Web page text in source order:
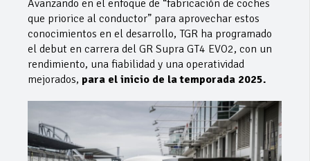
Avanzando en el enfoque de “fabricación de coches
que priorice al conductor” para aprovechar estos
conocimientos en el desarrollo, TGR ha programado
el debut en carrera del GR Supra GT4 EVO2, con un
rendimiento, una fiabilidad y una operatividad
mejorados, para el inicio de la temporada 2025.